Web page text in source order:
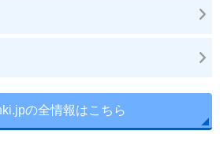
の全情報はこちら